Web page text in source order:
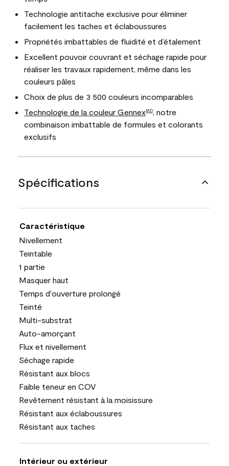
Technologie antitache exclusive pour éliminer
facilement les taches et éclaboussures
Propriétés imbattables de fluidité et d’étalement
Excellent pouvoir couvrant et séchage rapide pour
réaliser les travaux rapidement, même dans les
couleurs pâles
Choix de plus de 3 500 couleurs incomparables
Technologie de la couleur GennexMD
, notre
combinaison imbattable de formules et colorants
exclusifs
Spécifications
Caractéristique
Nivellement
Teintable
1 partie
Masquer haut
Temps d'ouverture prolongé
Teinté
Multi-substrat
Auto-amorçant
Flux et nivellement
Séchage rapide
Résistant aux blocs
Faible teneur en COV
Revêtement résistant à la moisissure
Résistant aux éclaboussures
Résistant aux taches
Intérieur ou extérieur